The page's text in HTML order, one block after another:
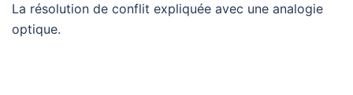
La résolution de conflit expliquée avec une analogie
optique.